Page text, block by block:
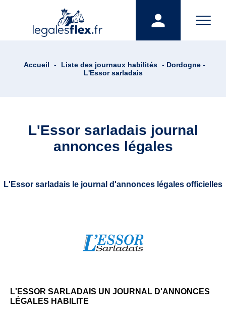
Accueil - Liste des journaux habilités - Dordogne -
L'Essor sarladais
L'Essor sarladais journal
annonces légales
L'Essor sarladais le journal d'annonces légales officielles
L'ESSOR SARLADAIS UN JOURNAL D'ANNONCES
LÉGALES HABILITE